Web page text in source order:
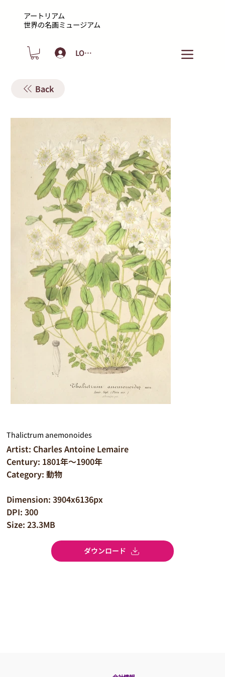
アートリアム
​世界の名画ミュージアム
LOGIN
Back
Thalictrum anemonoides
Artist: Charles Antoine Lemaire
Century: 1801年～1900年
Category: 動物
Dimension: 3904x6136px
DPI: 300
Size: 23.3MB
ダウンロード